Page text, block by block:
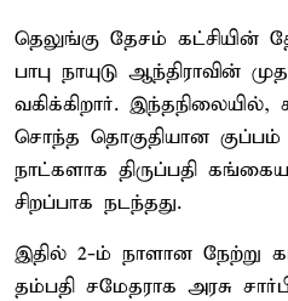
தெலுங்கு தேசம் கட்சியின்
பாபு நாயுடு ஆந்திராவின்
வகிக்கிறார். இந்தநிலையில்,
சொந்த தொகுதியான குப்பம்
நாட்களாக திருப்பதி
சிறப்பாக நடந்தது.
இதில் 2-ம் நாளான நேற்று
தம்பதி சமேதராக அரசு